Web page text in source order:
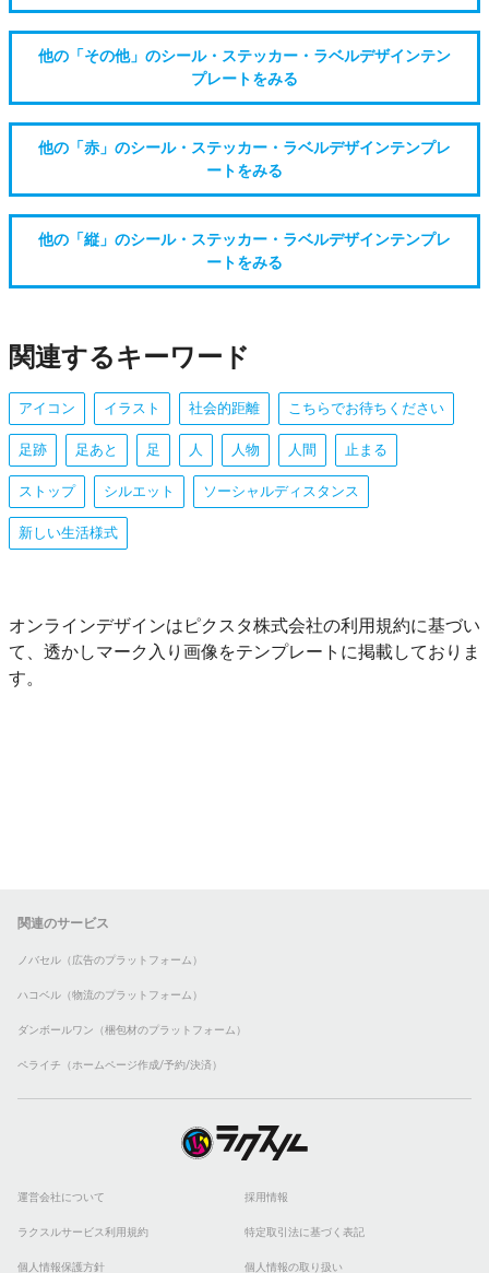
他の「その他」のシール・ステッカー・ラベルデザインテン
プレートをみる
他の「赤」のシール・ステッカー・ラベルデザインテンプレ
ートをみる
他の「縦」のシール・ステッカー・ラベルデザインテンプレ
ートをみる
関連するキーワード
アイコン イラスト 社会的距離 こちらでお待ちください
足跡 足あと 足 人 人物 人間 止まる
ストップ シルエット ソーシャルディスタンス
新しい生活様式
オンラインデザインはピクスタ株式会社の利用規約に基づい
て、透かしマーク入り画像をテンプレートに掲載しておりま
す。
関連のサービス
ノバセル（広告のプラットフォーム）
ハコベル（物流のプラットフォーム）
ダンボールワン（梱包材のプラットフォーム）
ペライチ（ホームページ作成/予約/決済）
運営会社について 採用情報
ラクスルサービス利用規約 特定取引法に基づく表記
個人情報保護方針 個人情報の取り扱い